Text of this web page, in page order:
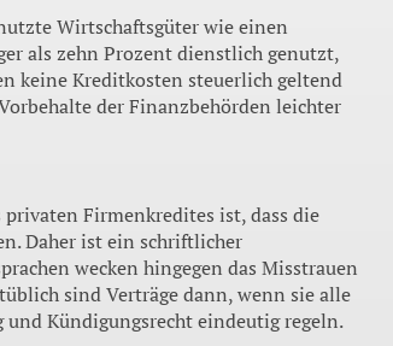
Wirtschaftsgüter wie einen
als zehn Prozent dienstlich genutzt,
keine Kreditkosten steuerlich geltend
der Finanzbehörden leichter
Firmenkredites ist, dass die
Daher ist ein schriftli­cher
wecken hingegen das Misstrauen
sind Verträge dann, wenn sie alle
Kündigungsrecht eindeutig regeln.